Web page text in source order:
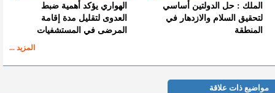
الملك : حل الدولتين أساسي
لتحقيق السلام والازدهار في
المنطقة
الهواري يؤكد أهمية ضبط
العدوى لتقليل مدة إقامة
المرضى في المستشفيات
المزيد ...
مواضيع ذات علاقة